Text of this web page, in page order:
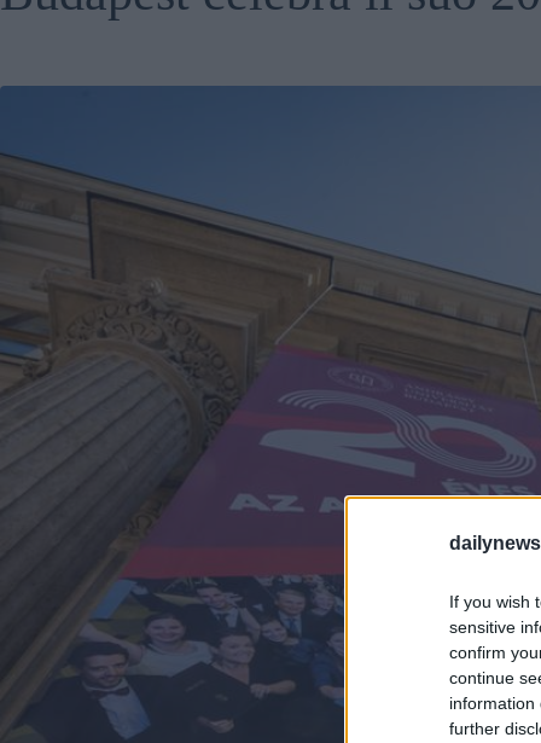
If you wish
sensitive
confirm
continue
information
further